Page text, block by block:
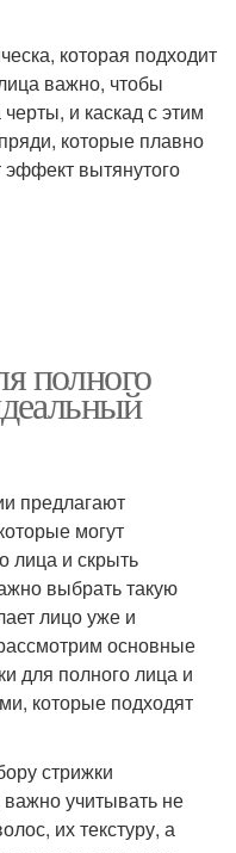
которая подходит
важно, чтобы
и каскад с этим
которые плавно
эффект вытянутого
полного
предлагают
могут
лица и скрыть
выбрать такую
лицо уже и
основные
для полного лица и
которые подходят
стрижки
учитывать не
их текстуру, а